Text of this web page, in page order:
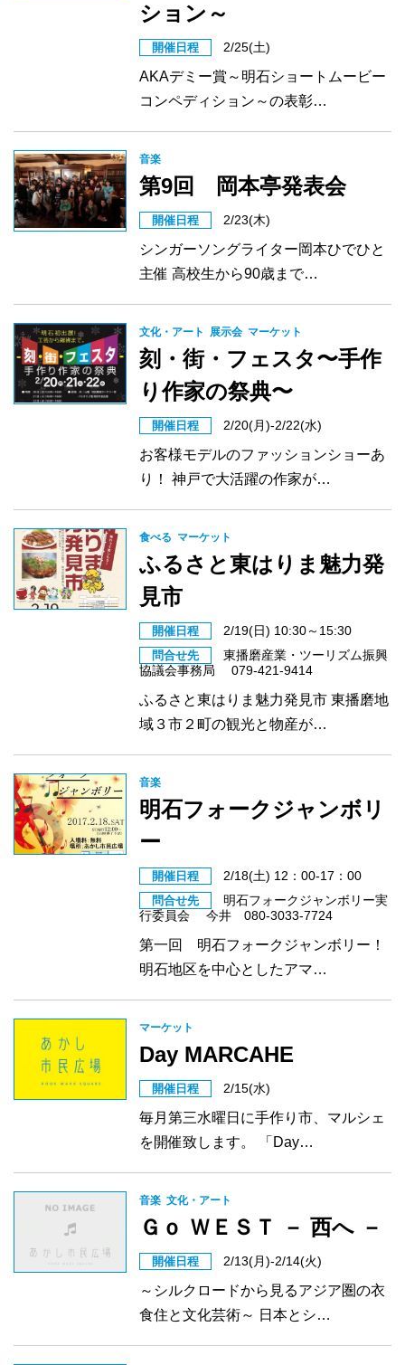
ション～
開催日程 2/25(土)
AKAデミー賞～明石ショートムービー
コンペディション～の表彰…
音楽
第9回 岡本亭発表会
開催日程 2/23(木)
シンガーソングライター岡本ひでひと
主催 高校生から90歳まで…
文化・アート 展示会 マーケット
刻・街・フェスタ〜手作
り作家の祭典〜
開催日程 2/20(月)-2/22(水)
お客様モデルのファッションショーあ
り！ 神戸で大活躍の作家が…
食べる マーケット
ふるさと東はりま魅力発
見市
開催日程 2/19(日) 10:30～15:30
問合せ先
東播磨産業・ツーリズム振興
協議会事務局 079-421-9414
ふるさと東はりま魅力発見市 東播磨地
域３市２町の観光と物産が…
音楽
明石フォークジャンボリ
ー
開催日程 2/18(土) 12：00-17：00
問合せ先
明石フォークジャンボリー実
行委員会 今井 080-3033-7724
第一回 明石フォークジャンボリー！
明石地区を中心としたアマ…
マーケット
Day MARCAHE
開催日程 2/15(水)
毎月第三水曜日に手作り市、マルシェ
を開催致します。 「Day…
音楽 文化・アート
Ｇｏ ＷＥＳＴ － 西へ －
開催日程 2/13(月)-2/14(火)
～シルクロードから見るアジア圏の衣
食住と文化芸術～ 日本とシ…